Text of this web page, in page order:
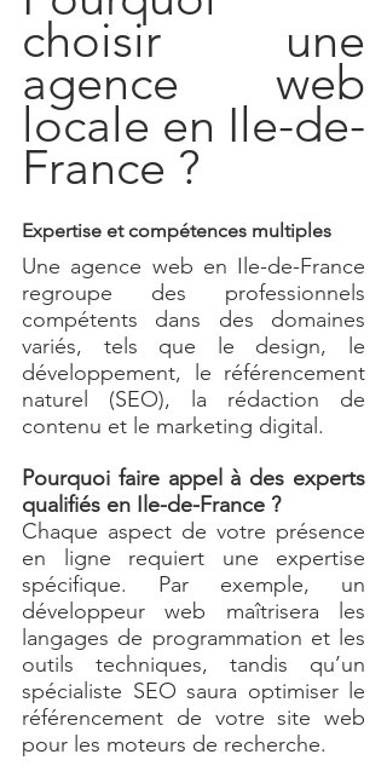
choisir une
agence web
locale en Ile-de-
France ?
Expertise et compétences multiples
Une agence web en Ile-de-France
regroupe des professionnels
compétents dans des domaines
variés, tels que le design, le
développement, le référencement
naturel (SEO), la rédaction de
contenu et le marketing digital.
Pourquoi faire appel à des experts
qualifiés en Ile-de-France ?
Chaque aspect de votre présence
en ligne requiert une expertise
spécifique. Par exemple, un
développeur web maîtrisera les
langages de programmation et les
outils techniques, tandis qu’un
spécialiste SEO saura optimiser le
référencement de votre site web
pour les moteurs de recherche.